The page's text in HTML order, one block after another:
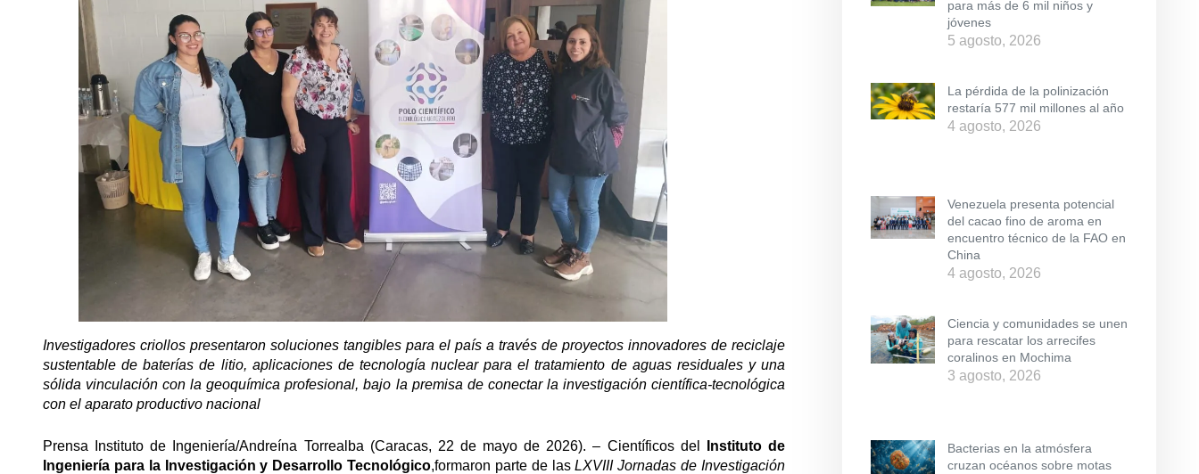
Investigadores criollos presentaron soluciones tangibles para el país a través de proyectos innovadores de reciclaje
sustentable de baterías de litio, aplicaciones de tecnología nuclear para el tratamiento de aguas residuales y una
sólida vinculación con la geoquímica profesional, bajo la premisa de conectar la investigación científica-tecnológica
con el aparato productivo nacional
Prensa Instituto de Ingeniería/Andreína Torrealba (Caracas, 22 de mayo de 2026). – Científicos del
Instituto de
Ingeniería para la Investigación y Desarrollo Tecnológico,formaron parte de lasLXVIII Jornadas de Investigación
para más de 6 mil niños y
jóvenes
5 agosto, 2026
La pérdida de la polinización
restaría 577 mil millones al año
4 agosto, 2026
Venezuela presenta potencial
del cacao fino de aroma en
encuentro técnico de la FAO en
China
4 agosto, 2026
Ciencia y comunidades se unen
para rescatar los arrecifes
coralinos en Mochima
3 agosto, 2026
Bacterias en la atmósfera
cruzan océanos sobre motas